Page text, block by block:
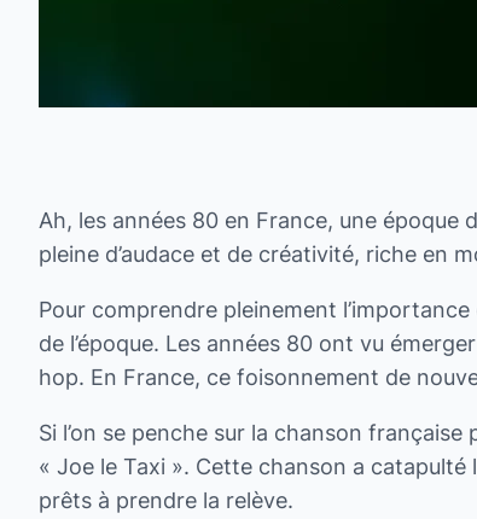
Ah, les années 80 en France, une
pleine d’audace et de créativité, riche en
Pour comprendre pleinement
de l’époque. Les années 80 ont vu
hop. En France, ce foisonnement de
Si l’on se penche sur la chanson
« Joe le Taxi ». Cette chanson a
prêts à prendre la relève.